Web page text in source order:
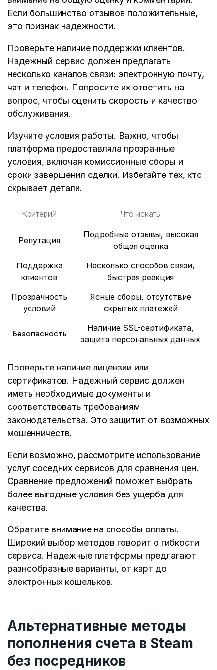
Если большинство отзывов положительные,
это признак надежности.
Проверьте наличие поддержки клиентов.
Надежный сервис должен предлагать
несколько каналов связи: электронную почту,
чат и телефон. Попросите их ответить на
вопрос, чтобы оценить скорость и качество
обслуживания.
Изучите условия работы. Важно, чтобы
платформа предоставляла прозрачные
условия, включая комиссионные сборы и
сроки завершения сделки. Избегайте тех, кто
скрывает детали.
Критерий Что искать
Репутация
Подробные отзывы, высокая
общая оценка
Поддержка
клиентов
Несколько способов связи,
быстрая реакция
Прозрачность
условий
Ясные сборы, отсутствие
скрытых платежей
Безопасность
Наличие SSL-сертификата,
защита персональных данных
Проверьте наличие лицензии или
сертификатов. Надежный сервис должен
иметь необходимые документы и
соответствовать требованиям
законодательства. Это защитит от возможных
мошенничеств.
Если возможно, рассмотрите использование
услуг соседних сервисов для сравнения цен.
Сравнение предложений поможет выбрать
более выгодные условия без ущерба для
качества.
Обратите внимание на способы оплаты.
Широкий выбор методов говорит о гибкости
сервиса. Надежные платформы предлагают
разнообразные варианты, от карт до
электронных кошельков.
Альтернативные методы
пополнения счета в Steam
без посредников